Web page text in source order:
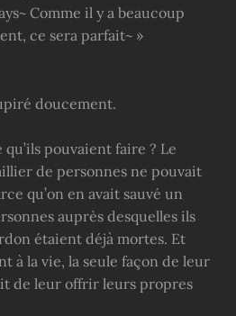
Comme il y a beaucoup
ce sera parfait~ »
doucement.
pouvaient faire ? Le
de personnes ne pouvait
qu’on en avait sauvé un
auprès desquelles ils
étaient déjà mortes. Et
à la vie, la seule façon de leur
de leur offrir leurs propres